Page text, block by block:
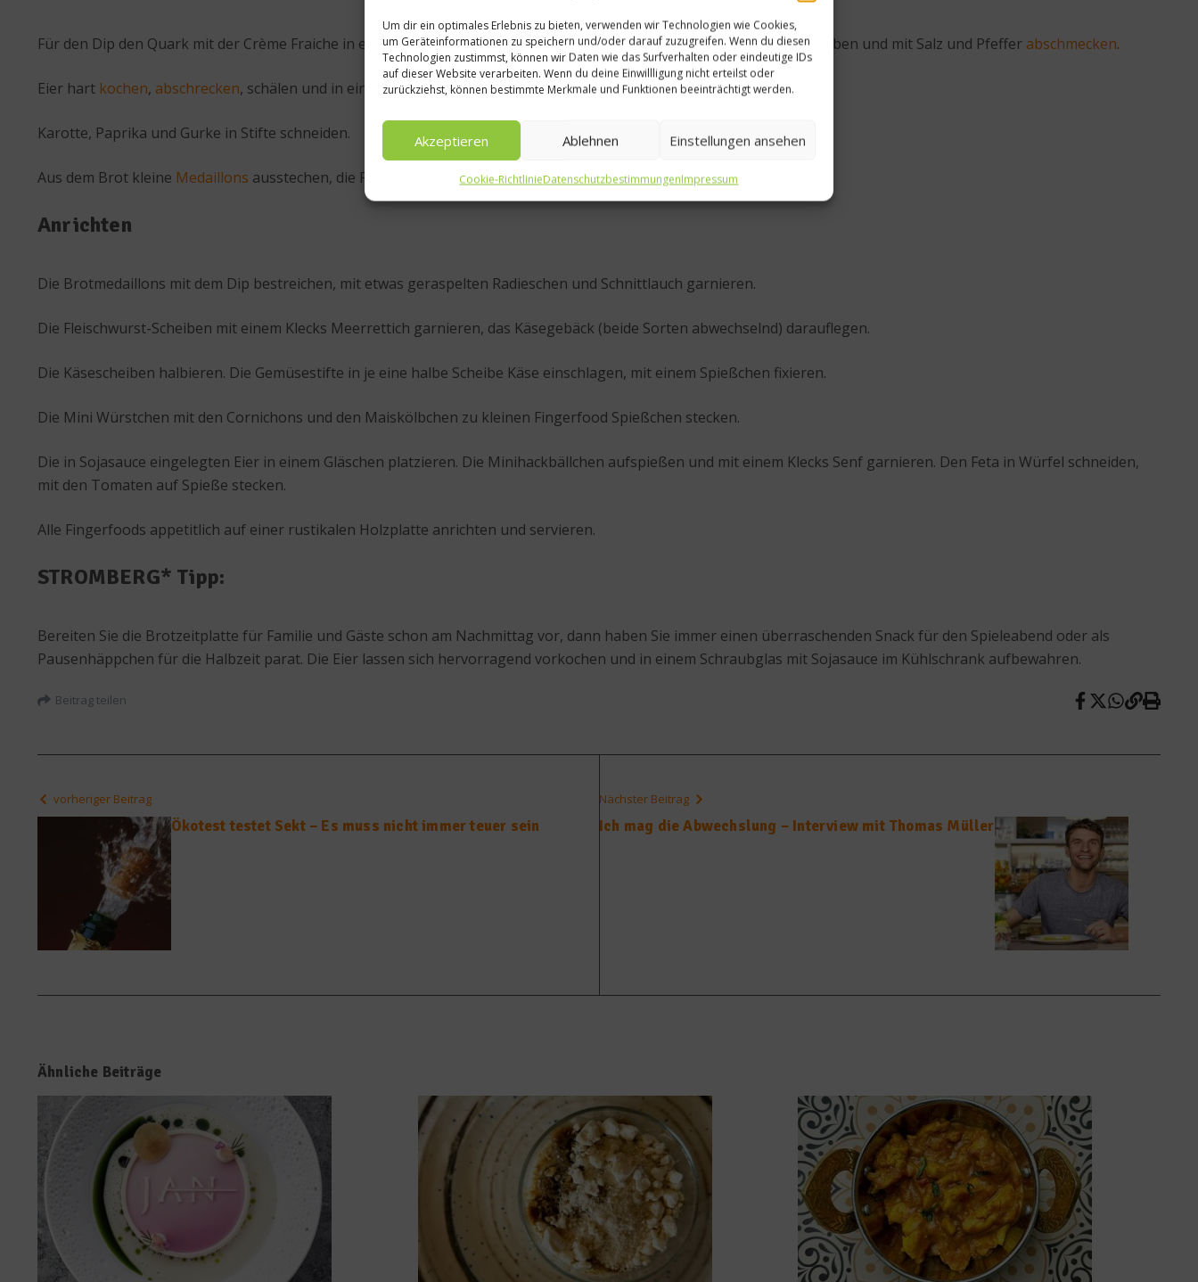
Um dir ein optimales Erlebnis zu bieten, verwenden wir Technologien wie Cookies,
um Geräteinformationen zu speichern und/oder darauf zuzugreifen. Wenn du diesen
Technologien zustimmst, können wir Daten wie das Surfverhalten oder eindeutige IDs
auf dieser Website verarbeiten. Wenn du deine Einwillligung nicht erteilst oder
zurückziehst, können bestimmte Merkmale und Funktionen beeinträchtigt werden.
Akzeptieren Ablehnen Einstellungen ansehen
Cookie-RichtlinieDatenschutzbestimmungenImpressum
Für den Dip den Quark mit der Crème Fraiche in einer Schüssel zu einer cremigen Masse verrühren, die Kräuter dazugeben und mit Salz und Pfeffer abschmecken.
Eier hart kochen, abschrecken, schälen und in einem Schälchen mit Sojasauce einlegen.
Karotte, Paprika und Gurke in Stifte schneiden.
Aus dem Brot kleine Medaillons ausstechen, die Fleischwurst in „Radl“ schneiden.
Anrichten
Die Brotmedaillons mit dem Dip bestreichen, mit etwas geraspelten Radieschen und Schnittlauch garnieren.
Die Fleischwurst-Scheiben mit einem Klecks Meerrettich garnieren, das Käsegebäck (beide Sorten abwechselnd) darauflegen.
Die Käsescheiben halbieren. Die Gemüsestifte in je eine halbe Scheibe Käse einschlagen, mit einem Spießchen fixieren.
Die Mini Würstchen mit den Cornichons und den Maiskölbchen zu kleinen Fingerfood Spießchen stecken.
Die in Sojasauce eingelegten Eier in einem Gläschen platzieren. Die Minihackbällchen aufspießen und mit einem Klecks Senf garnieren. Den Feta in Würfel schneiden,
mit den Tomaten auf Spieße stecken.
Alle Fingerfoods appetitlich auf einer rustikalen Holzplatte anrichten und servieren.
STROMBERG* Tipp:
Bereiten Sie die Brotzeitplatte für Familie und Gäste schon am Nachmittag vor, dann haben Sie immer einen überraschenden Snack für den Spieleabend oder als
Pausenhäppchen für die Halbzeit parat. Die Eier lassen sich hervorragend vorkochen und in einem Schraubglas mit Sojasauce im Kühlschrank aufbewahren.
Beitrag teilen
vorheriger Beitrag
Ökotest testet Sekt – Es muss nicht immer teuer sein
Nächster Beitrag
Ich mag die Abwechslung – Interview mit Thomas Müller
Ähnliche Beiträge